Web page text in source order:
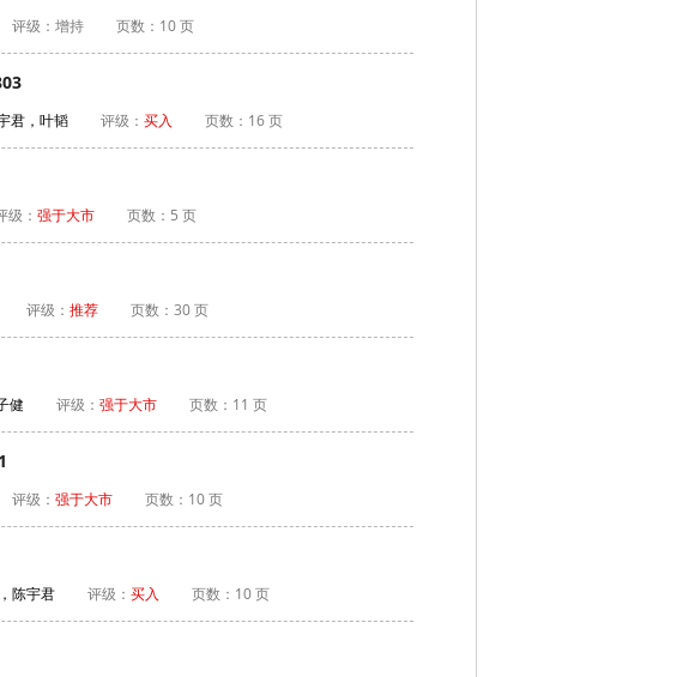
评级： 增持 页数：10 页
君，叶韬 评级： 买入 页数：16 页
级： 强于大市 页数：5 页
评级： 推荐 页数：30 页
健 评级： 强于大市 页数：11 页
评级： 强于大市 页数：10 页
陈宇君 评级： 买入 页数：10 页